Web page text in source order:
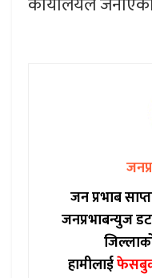
जन प्रभाब
जनप्रभाबन्युज
हामीलाई